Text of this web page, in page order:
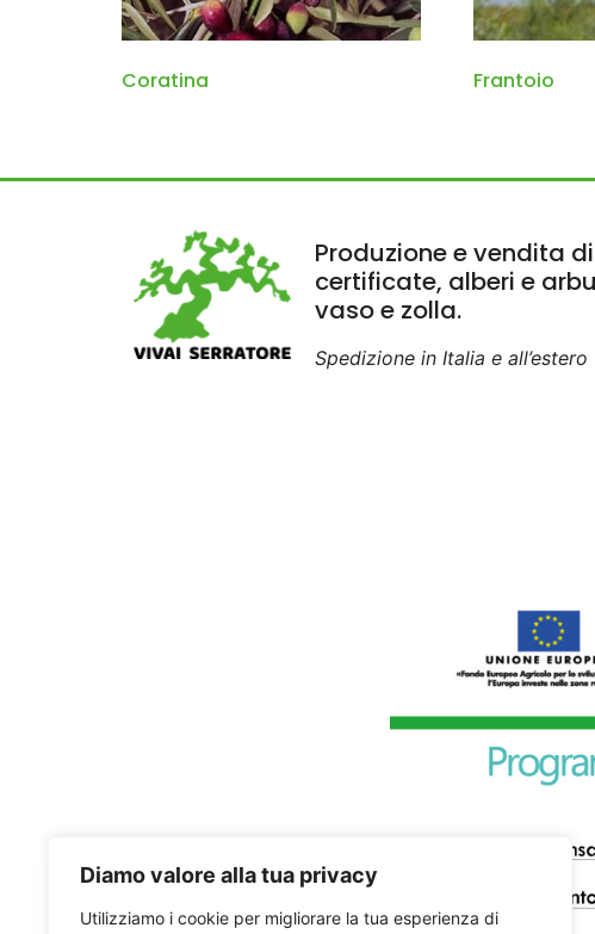
Diamo valore alla tua privacy
Utilizziamo i cookie per migliorare la tua esperienza di
Coratina Frantoio
Produzione e vendita
certificate, alberi e
vaso e zolla.
Spedizione in Italia e all’estero